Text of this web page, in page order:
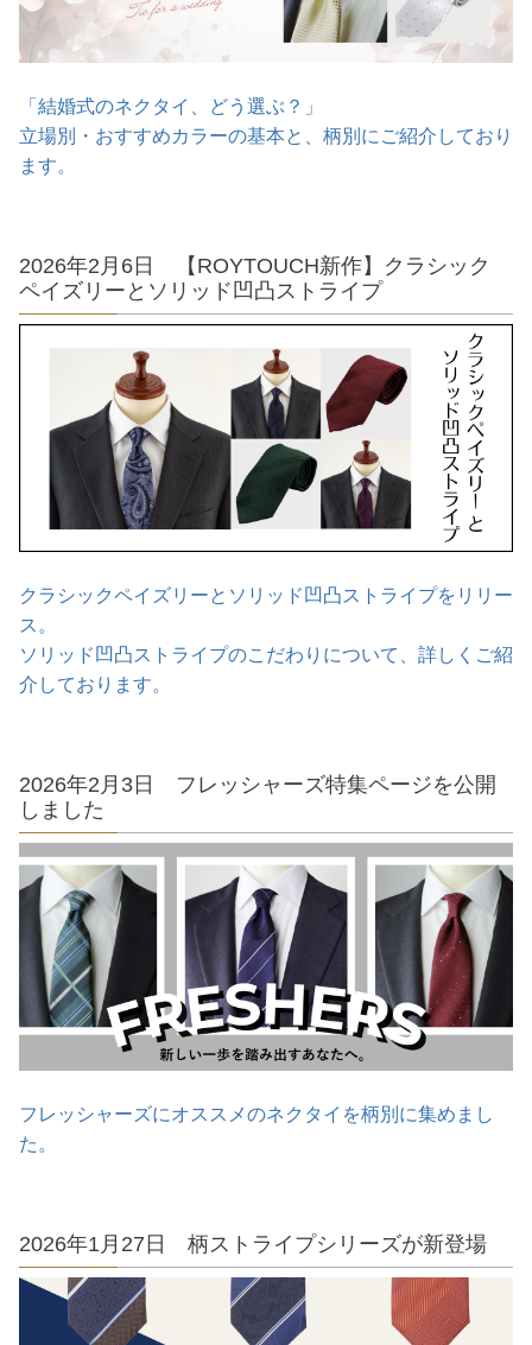
「結婚式のネクタイ、どう選ぶ？」
立場別・おすすめカラーの基本と、柄別にご紹介しており
ます。
2026年2月6日 【ROYTOUCH新作】クラシック
ペイズリーとソリッド凹凸ストライプ
クラシックペイズリーとソリッド凹凸ストライプをリリー
ス。
ソリッド凹凸ストライプのこだわりについて、詳しくご紹
介しております。
2026年2月3日 フレッシャーズ特集ページを公開
しました
フレッシャーズにオススメのネクタイを柄別に集めまし
た。
2026年1月27日 柄ストライプシリーズが新登場